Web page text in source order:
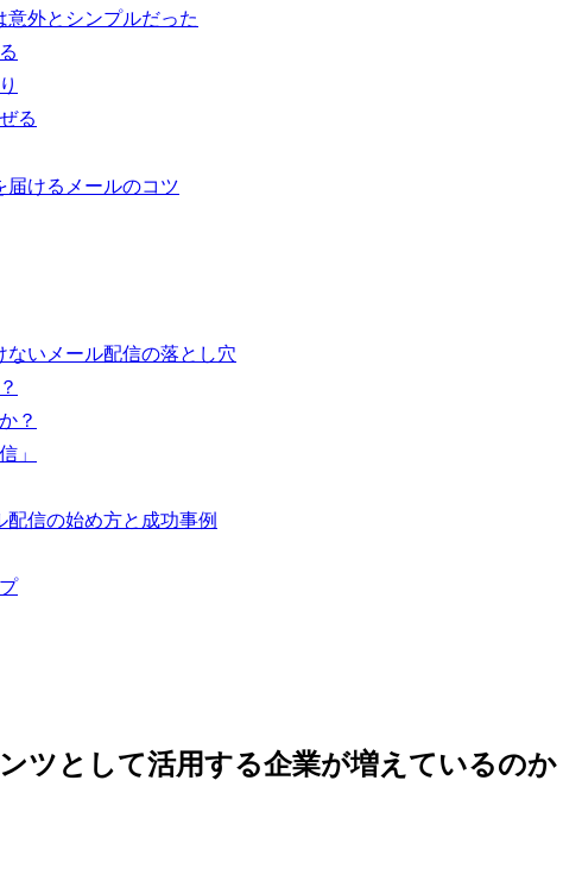
意外とシンプルだった
る
届けるメールのコツ
いメール配信の落とし穴
？
」
信の始め方と成功事例
ツとして活用する企業が増えているのか